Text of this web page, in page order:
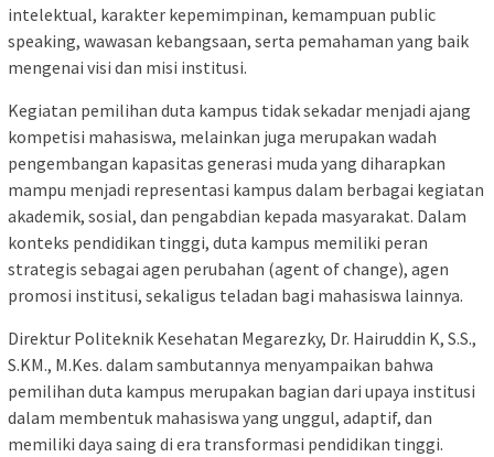
intelektual, karakter kepemimpinan, kemampuan public
speaking, wawasan kebangsaan, serta pemahaman yang baik
mengenai visi dan misi institusi.
Kegiatan pemilihan duta kampus tidak sekadar menjadi ajang
kompetisi mahasiswa, melainkan juga merupakan wadah
pengembangan kapasitas generasi muda yang diharapkan
mampu menjadi representasi kampus dalam berbagai kegiatan
akademik, sosial, dan pengabdian kepada masyarakat. Dalam
konteks pendidikan tinggi, duta kampus memiliki peran
strategis sebagai agen perubahan (agent of change), agen
promosi institusi, sekaligus teladan bagi mahasiswa lainnya.
Direktur Politeknik Kesehatan Megarezky, Dr. Hairuddin K, S.S.,
S.KM., M.Kes. dalam sambutannya menyampaikan bahwa
pemilihan duta kampus merupakan bagian dari upaya institusi
dalam membentuk mahasiswa yang unggul, adaptif, dan
memiliki daya saing di era transformasi pendidikan tinggi.